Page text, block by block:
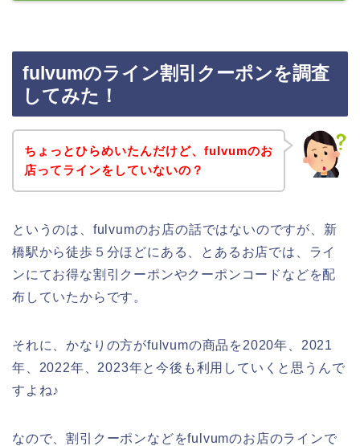
fulvumのライン割引クーポンを調査
してみた！
ちょっとひらめいたんだけど、fulvumのお
店ってラインをしていないの？
というのは、fulvumのお店の話ではないのですが、新
橋駅から徒歩５分ほどにある、とあるお店では、ライ
ンにてお得な割引クーポンやクーポンコードなどを配
布していたからです。
それに、かなりの方がfulvumの商品を2020年、2021
年、2022年、2023年と今後も利用していくと思うんで
すよね♪
なので、割引クーポンなどをfulvumのお店のラインで